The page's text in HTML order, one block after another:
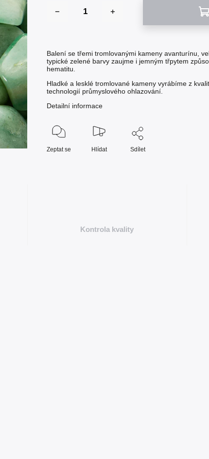
Balení se třemi tromlovanými kameny avanturínu,
typické zelené barvy zaujme i jemným třpytem
hematitu.
Hladké a lesklé tromlované kameny vyrábíme z
technologií průmyslového ohlazování.
Detailní informace
Zeptat se Hlídat Sdílet
Kontrola kvality